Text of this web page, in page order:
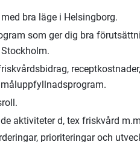
bra läge i Helsingborg.
som ger dig bra
aktiviteter d, tex friskvård m.m
prioriteringar och